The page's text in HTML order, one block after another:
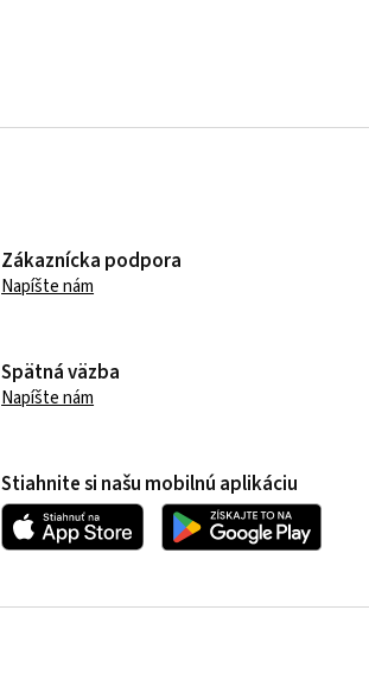
Zákaznícka podpora
Napíšte nám
Spätná väzba
Napíšte nám
Stiahnite si našu mobilnú aplikáciu